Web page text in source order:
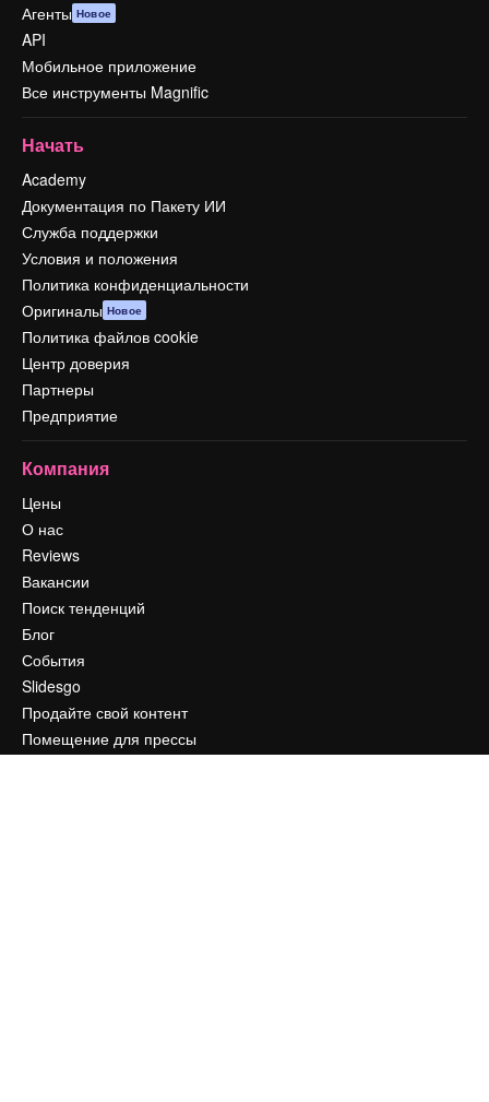
Агенты Новое
API
Мобильное приложение
Все инструменты Magnific
Начать
Academy
Документация по Пакету ИИ
Служба поддержки
Условия и положения
Политика конфиденциальности
Оригиналы Новое
Политика файлов cookie
Центр доверия
Партнеры
Предприятие
Компания
Цены
О нас
Reviews
Вакансии
Поиск тенденций
Блог
События
Slidesgo
Продайте свой контент
Помещение для прессы